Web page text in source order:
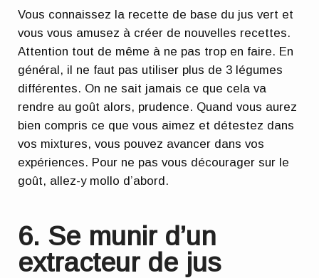
Vous connaissez la recette de base du jus vert et
vous vous amusez à créer de nouvelles recettes.
Attention tout de même à ne pas trop en faire. En
général, il ne faut pas utiliser plus de 3 légumes
différentes. On ne sait jamais ce que cela va
rendre au goût alors, prudence. Quand vous aurez
bien compris ce que vous aimez et détestez dans
vos mixtures, vous pouvez avancer dans vos
expériences. Pour ne pas vous décourager sur le
goût, allez-y mollo d’abord.
6. Se munir d’un
extracteur de jus